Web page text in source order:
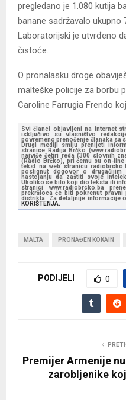
pregledano je 1.080 kutija
banane sadržavalo ukupno
Laboratorijski je utvrđeno
čistoće.
O pronalasku droge
malteške policije za borbu
Caroline Farrugia Frendo
Svi članci objavljeni na internet
isključivo su vlasništvo
povremeno prenošenje članaka sa
Drugi mediji smiju prenijeti
stranice Radija Brčko
najviše četiri reda (300 slovnih
(Radio Brčko), pri čemu su on-
tekst na web stranicu
postignut dogovor o
nastojanju da zaštiti svoje
Ukoliko se bilo koji dio teksta ili
stranici www.radiobrcko.ba
prekršioca će biti pokrenut pravni
distrikta. Za detaljnije informacije
KORIŠTENJA.
MALTA PRONAĐEN KOKAIN
PODIJELI 0
Premijer Armenije
zarobljenike